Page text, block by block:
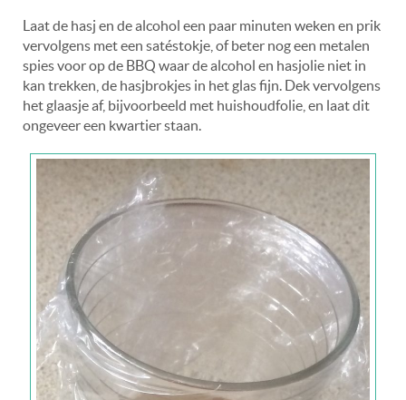
Laat de hasj en de alcohol een paar minuten weken en prik
vervolgens met een satéstokje, of beter nog een metalen
spies voor op de BBQ waar de alcohol en hasjolie niet in
kan trekken, de hasjbrokjes in het glas fijn. Dek vervolgens
het glaasje af, bijvoorbeeld met huishoudfolie, en laat dit
ongeveer een kwartier staan.